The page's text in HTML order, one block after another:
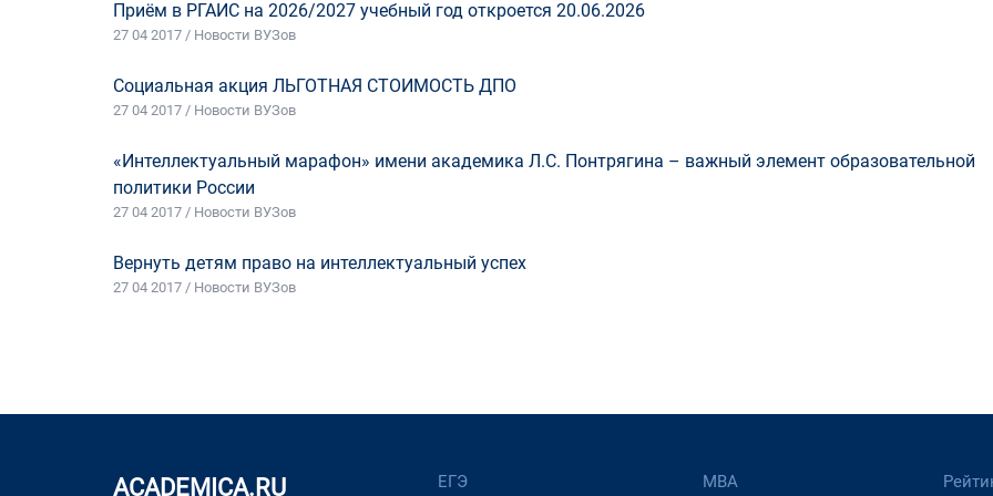
Приём в РГАИС на 2026/2027 учебный год откроется 20.06.2026
27 04 2017 / Новости ВУЗов
Социальная акция ЛЬГОТНАЯ СТОИМОСТЬ ДПО
27 04 2017 / Новости ВУЗов
«Интеллектуальный марафон» имени академика Л.С. Понтрягина – важный элемент образовательной
политики России
27 04 2017 / Новости ВУЗов
Вернуть детям право на интеллектуальный успех
27 04 2017 / Новости ВУЗов
ACADEMICA.RU ЕГЭ МВА